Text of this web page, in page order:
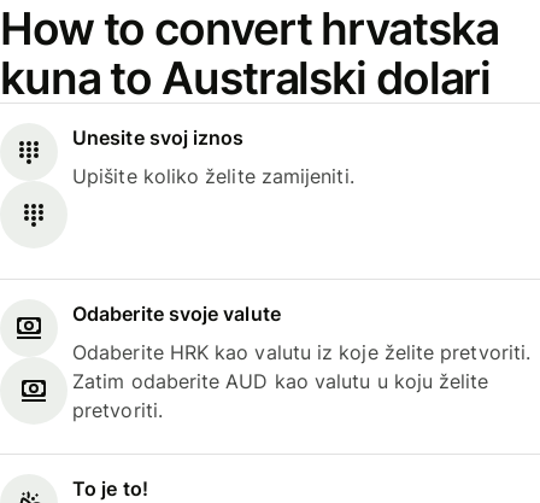
How to convert hrvatska
kuna to Australski dolari
Unesite svoj iznos
Upišite koliko želite zamijeniti.
Odaberite svoje valute
Odaberite HRK kao valutu iz koje želite pretvoriti.
Zatim odaberite AUD kao valutu u koju želite
pretvoriti.
To je to!